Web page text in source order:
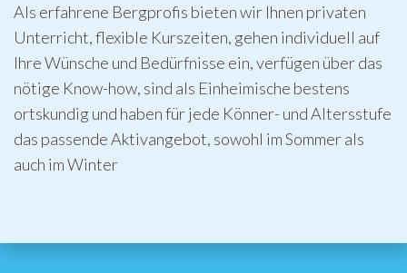
Als erfahrene Bergprofis bieten wir Ihnen privaten
Unterricht, flexible Kurszeiten, gehen individuell auf
Ihre Wünsche und Bedürfnisse ein, verfügen über das
nötige Know-how, sind als Einheimische bestens
ortskundig und haben für jede Könner- und Altersstufe
das passende Aktivangebot, sowohl im Sommer als
auch im Winter